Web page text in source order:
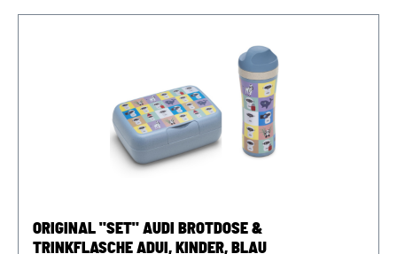
ORIGINAL "SET" AUDI BROTDOSE &
TRINKFLASCHE ADUI, KINDER, BLAU